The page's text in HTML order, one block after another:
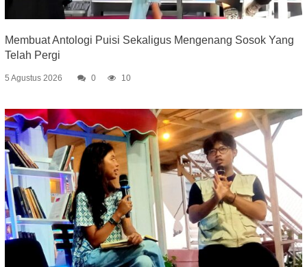
Membuat Antologi Puisi Sekaligus Mengenang Sosok Yang
Telah Pergi
5 Agustus 2026 0 10